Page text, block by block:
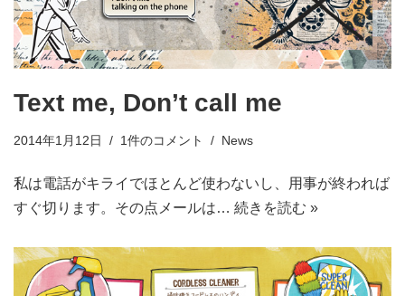
Text me, Don’t call me
2014年1月12日 1件のコメント News
私は電話がキライでほとんど使わないし、用事が終われば
すぐ切ります。その点メールは… 続きを読む »